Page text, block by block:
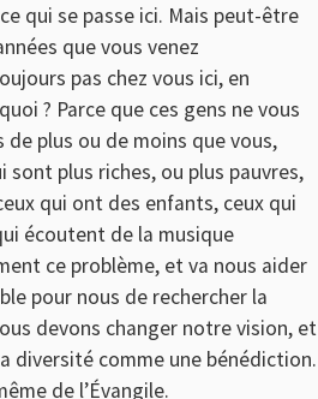
qui se passe ici. Mais peut-être
que vous venez
pas chez vous ici, en
? Parce que ces gens ne vous
plus ou de moins que vous,
plus riches, ou plus pauvres,
qui ont des enfants, ceux qui
écoutent de la musique
ce problème, et va nous aider
pour nous de rechercher la
devons changer notre vision, et
diversité comme une bénédiction.
de l’Évangile.